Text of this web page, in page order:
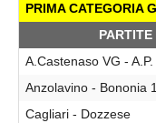
PRIMA CATEGORIA
PARTITE
A.Castenaso VG -
Anzolavino - Bononia
Cagliari - Dozzese